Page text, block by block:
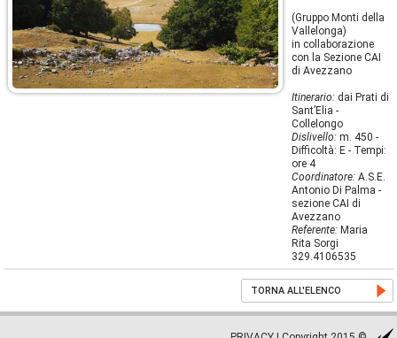
(Gruppo Monti della
Vallelonga)
in collaborazione
con la Sezione CAI
di Avezzano
Itinerario: dai Prati di
Sant’Elia -
Collelongo
Dislivello: m. 450 -
Difficoltà: E - Tempi:
ore 4
Coordinatore: A.S.E.
Antonio Di Palma -
sezione CAI di
Avezzano
Referente: Maria
Rita Sorgi
329.4106535
TORNA ALL'ELENCO